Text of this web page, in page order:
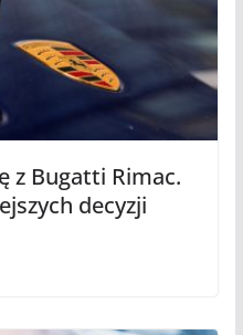
z Bugatti Rimac.
decyzji